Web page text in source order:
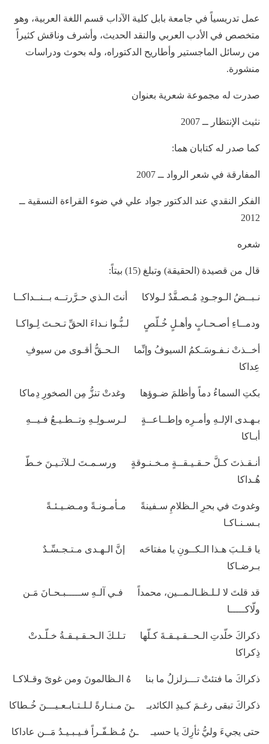
عمل تدريسياً في جامعة بابل كلية الآداب قسم اللغة العربية، وهو
متخصص في الأدب العربي والنقد الحديث، وأشرف وناقش كثيراً
من رسائل الماجستير وأطاريح الدكتوراه، وله بحوث ودراسات
منشورة.
صدرت له مجموعة شعرية بعنوان
نثيث الإنتظار ــ 2007
كما صدر له كتابان هما:
المفارقة في شعر الرواد ــ 2007
الفكر النقدي عند الدكتور جواد علي في ضوء القراءة النسقية ــ
2012
شعره
قال من قصيدة (الحقيقة) وتبلغ (15) بيتاً:
نـبــضُ الـوجـودِ مُـصـفَّدٌ لـولاكا أنتَ الـذي حـرَّرتــه بــنــداكــا
ودمــاءِ أصـحـابٍ وأهـلٍ خُـلّصٍ لـبُّـوا نـداءَ الحقِّ تـحـتَ لِـواكـا
أخــذتْ نـفـوسَـكمُ السيوفُ وإنِّما الـحـقُّ أقـوى من سيوفِ
عِداكا
بكتِ السماءُ دماً وأظلمَ ضـوؤها وغدتْ تنزُّ مِن الصخورِ دِماكا
بـهـدى الإلـهِ وأمـرِه وإطــاعــةٍ لـرسـولِـهِ وتــطـيـعُ فـيــهِ
أبـاكا
أنـقـذتَ كـلَّ حـقـيـقــةٍ مـخـنـوقةٍ ورسـمـتَ لـلآتـيـنَ خـطّ
هُـداكا
وغدوتَ في بحرِ الـظلامِ سـفينةً مـأمـونـةً ومـضـيـئـةً
بـسـنـاكـا
يا قـلـبَ هـذا الـكــونِ يا مفتاحَه إنَّ الـهـدى مـتـجـسِّـدٌ
بـرضـاكا
قد قلتَ لا لـلـظـالـمــين، محمداً فـي آلـهِ ســـــبـحـانَ مَـن
ولّاكـــــا
ذكراكَ خلّدتِ الـحــقـيـقـةَ كـلّها تـلـكَ الـحـقـيـقـةُ خـلّـدتْ
ذِكراكا
ذكراكَ ما فتئتْ تـــزلزلُ ما بنا هُ الـظالمونَ ومن غوىً وقـلاكـا
ذكراكَ تبقى رغـمَ كـيدِ الكائديـ ـنَ مـنـارةً لـلـتـابـعـيـــنَ خُـطاكا
حتى يجيءَ وليُّ ثأرِكَ يا حسيـ ـنُ مُـظـفّـراً فـيـبـيـدُ مَــن عاداكا